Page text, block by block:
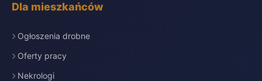
Dla mieszkańców
Ogłoszenia drobne
Oferty pracy
Nekrologi